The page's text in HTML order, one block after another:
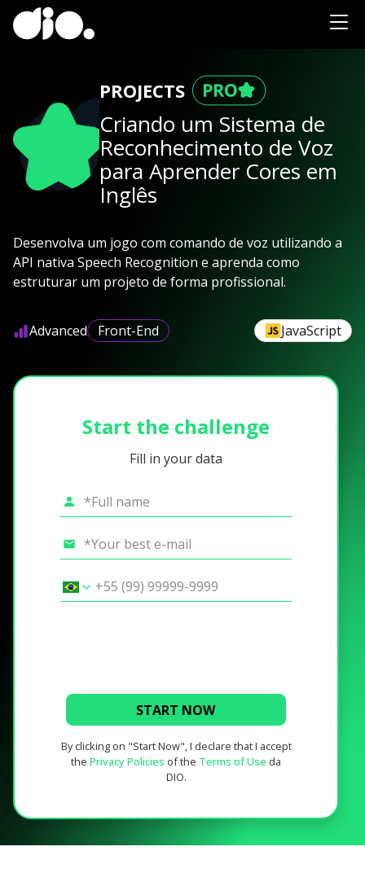
PROJECTS
Criando um Sistema de
Reconhecimento de Voz
para Aprender Cores em
Inglês
Desenvolva um jogo com comando de voz utilizando a
API nativa Speech Recognition e aprenda como
estruturar um projeto de forma profissional.
Advanced Front-End JavaScript
Start the challenge
Fill in your data
START NOW
By clicking on "Start Now", I declare that I accept
the Privacy Policies of the Terms of Use da
DIO.